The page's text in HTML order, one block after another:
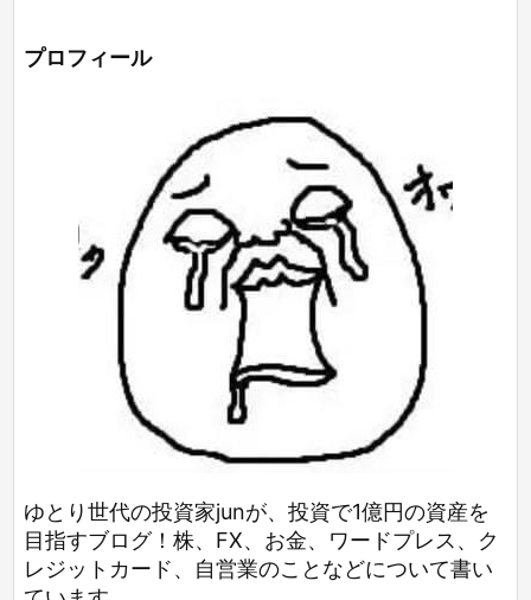
プロフィール
ゆとり世代の投資家junが、投資で1億円の資産を
目指すブログ！株、FX、お金、ワードプレス、ク
レジットカード、自営業のことなどについて書い